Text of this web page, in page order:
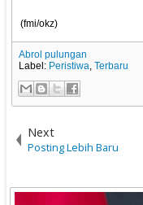
(fmi/okz)
Abrol pulungan
Label: Peristiwa,Terbaru
Next
Posting Lebih Baru